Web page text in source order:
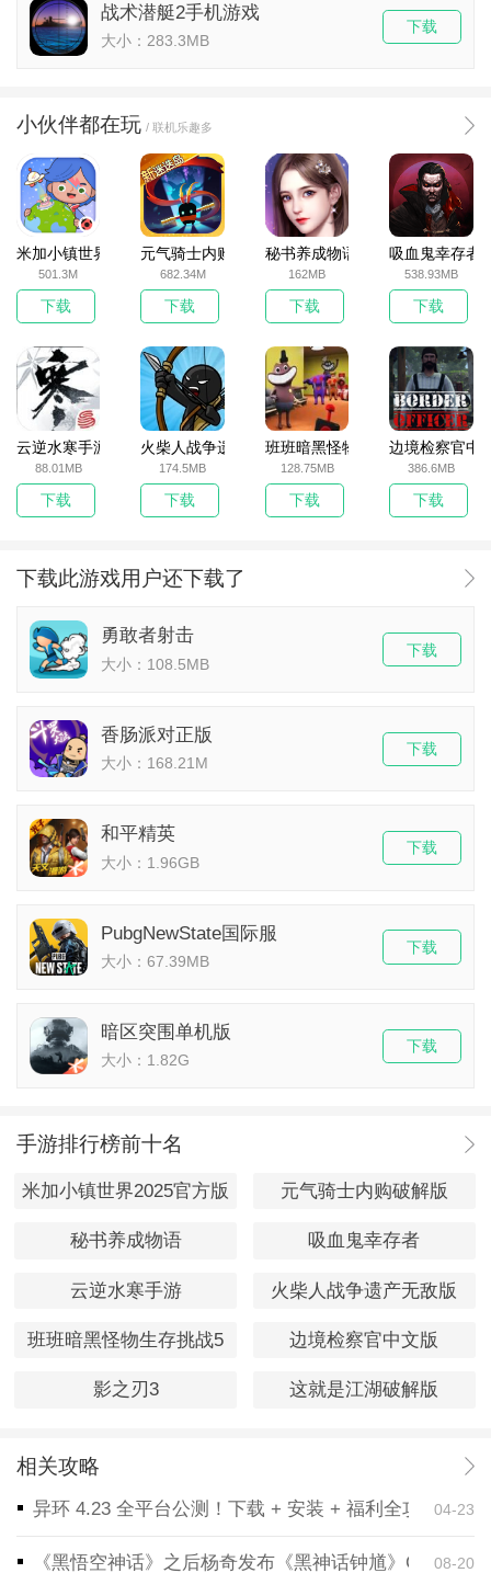
战术潜艇2手机游戏
大小：283.3MB
下载
小伙伴都在玩 / 联机乐趣多
米加小镇世界2025官方版
501.3M
下载
元气骑士内购破解版
682.34M
下载
秘书养成物语
162MB
下载
吸血鬼幸存者
538.93MB
下载
云逆水寒手游
88.01MB
下载
火柴人战争遗产无敌版
174.5MB
下载
班班暗黑怪物生存挑战5
128.75MB
下载
边境检察官中
386.6MB
下载
下载此游戏用户还下载了
勇敢者射击
大小：108.5MB
下载
香肠派对正版
大小：168.21M
下载
和平精英
大小：1.96GB
下载
PubgNewState国际服
大小：67.39MB
下载
暗区突围单机版
大小：1.82G
下载
手游排行榜前十名
米加小镇世界2025官方版 元气骑士内购破解版
秘书养成物语 吸血鬼幸存者
云逆水寒手游 火柴人战争遗产无敌版
班班暗黑怪物生存挑战5 边境检察官中文版
影之刃3 这就是江湖破解版
相关攻略
异环 4.23 全平台公测！下载 + 安装 + 福利全攻略，一
04-23
《黑悟空神话》之后杨奇发布《黑神话钟馗》CG！预
08-20